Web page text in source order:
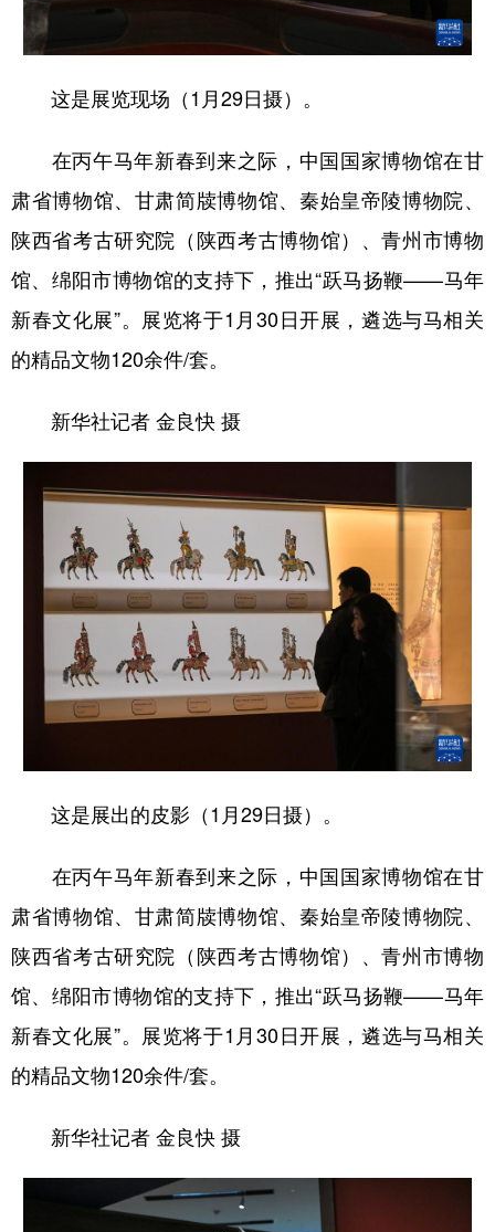
English Español Français
Русский язык 日本語 한국어
Deutsch Português
这是展览现场（1月29日摄）。
在丙午马年新春到来之际，中国国家博物馆在甘
肃省博物馆、甘肃简牍博物馆、秦始皇帝陵博物院、
陕西省考古研究院（陕西考古博物馆）、青州市博物
馆、绵阳市博物馆的支持下，推出“跃马扬鞭——马年
新春文化展”。展览将于1月30日开展，遴选与马相关
的精品文物120余件/套。
新华社记者 金良快 摄
这是展出的皮影（1月29日摄）。
在丙午马年新春到来之际，中国国家博物馆在甘
肃省博物馆、甘肃简牍博物馆、秦始皇帝陵博物院、
陕西省考古研究院（陕西考古博物馆）、青州市博物
馆、绵阳市博物馆的支持下，推出“跃马扬鞭——马年
新春文化展”。展览将于1月30日开展，遴选与马相关
的精品文物120余件/套。
新华社记者 金良快 摄